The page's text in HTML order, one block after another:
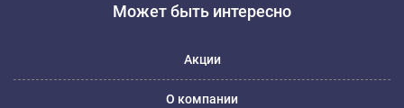
Может быть интересно
Акции
О компании